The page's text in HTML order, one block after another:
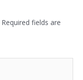
Required fields are